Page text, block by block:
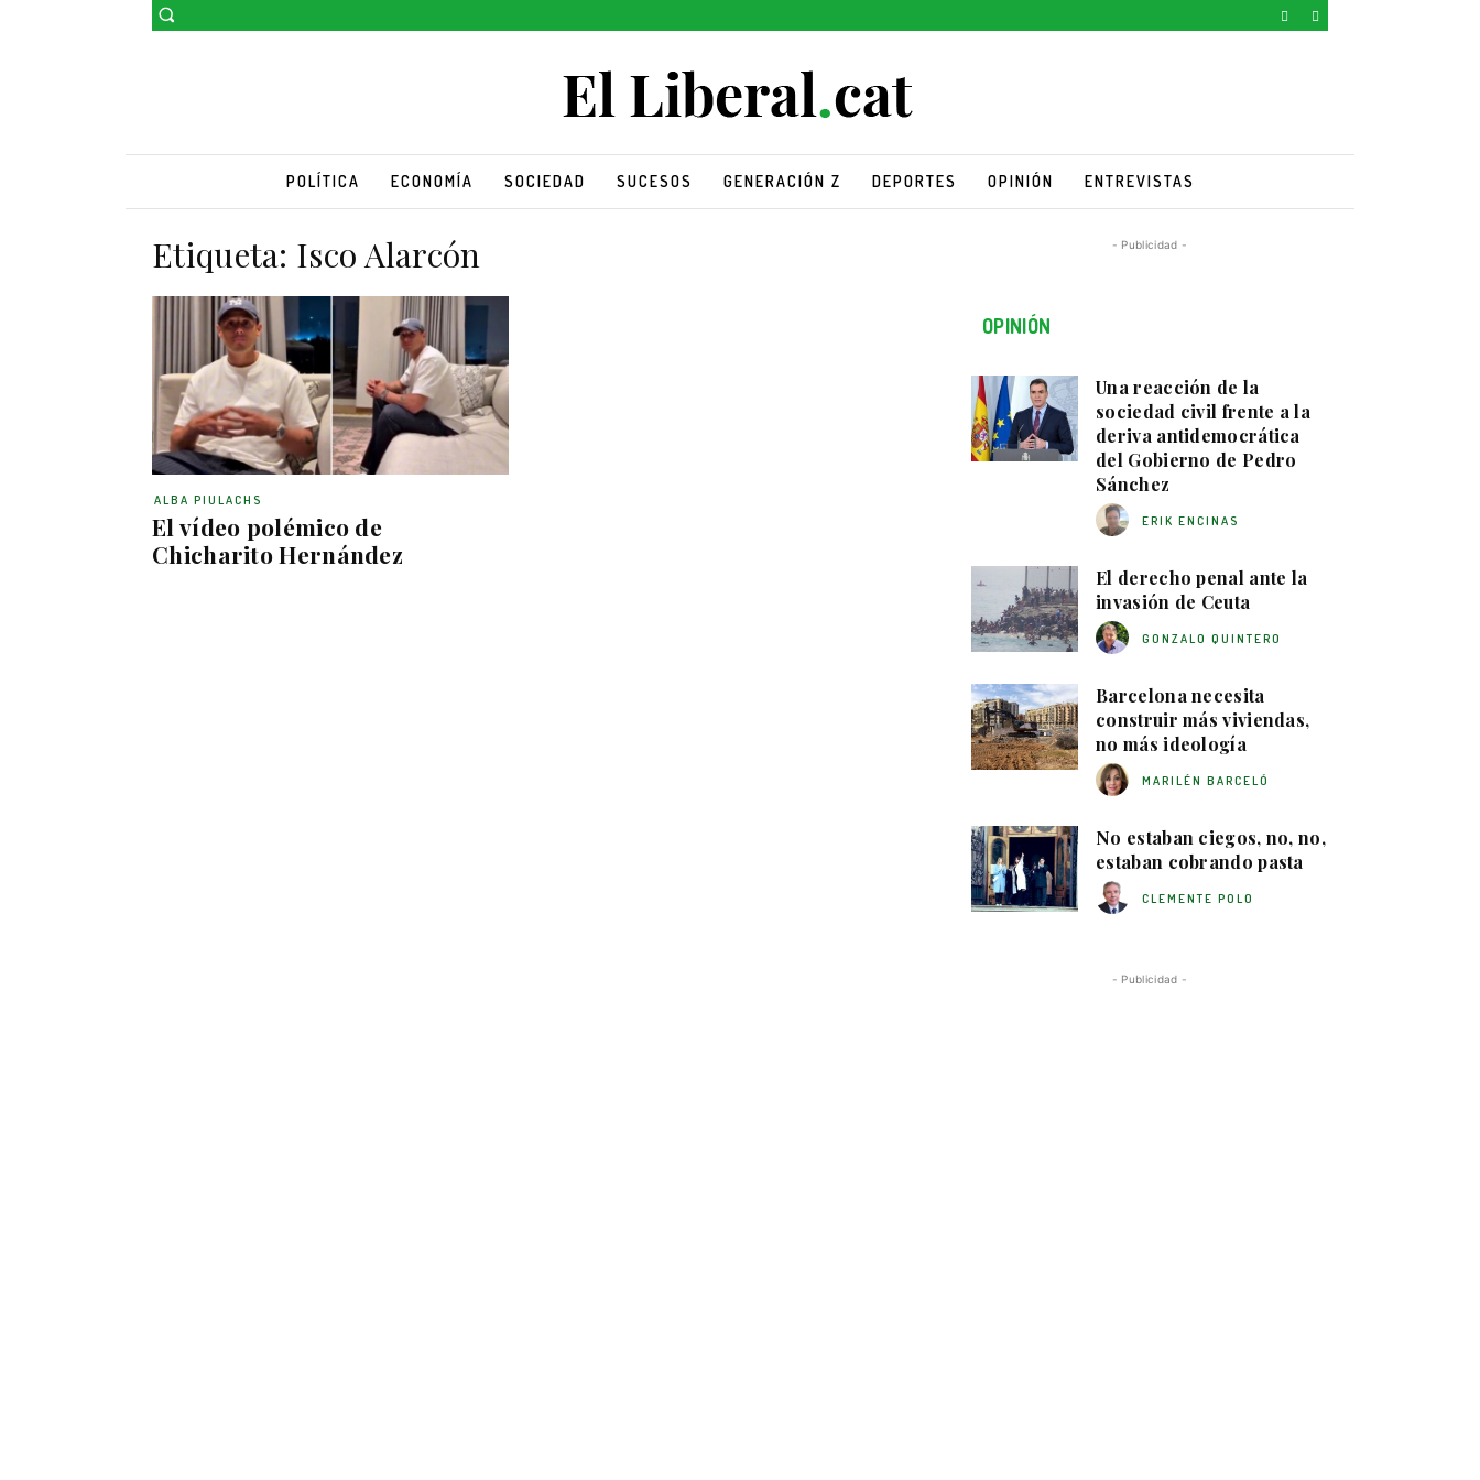
POLÍTICA ECONOMÍA SOCIEDAD SUCESOS GENERACIÓN Z DEPORTES OPINIÓN ENTREVISTAS
Etiqueta: Isco Alarcón
El vídeo polémico de
Chicharito Hernández
ALBA PIULACHS
- Publicidad -
OPINIÓN
Una reacción de la
sociedad civil frente a la
deriva antidemocrática
del Gobierno de Pedro
Sánchez
ERIK ENCINAS
El derecho penal ante la
invasión de Ceuta
GONZALO QUINTERO
Barcelona necesita
construir más viviendas,
no más ideología
MARILÉN BARCELÓ
No estaban ciegos, no, no,
estaban cobrando pasta
CLEMENTE POLO
- Publicidad -